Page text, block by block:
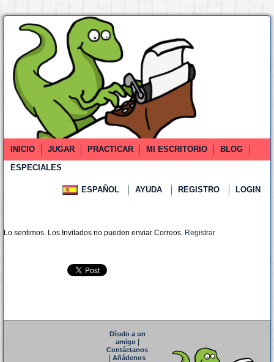
INICIO JUGAR PRACTICAR MI ESCRITORIO
BLOG
ESPECIALES
ESPAÑOL AYUDA REGISTRO LOGIN
Lo sentimos. Los Invitados no pueden enviar Correos. Registrar
Díselo a un
amigo|
Contáctanos
Añádenos